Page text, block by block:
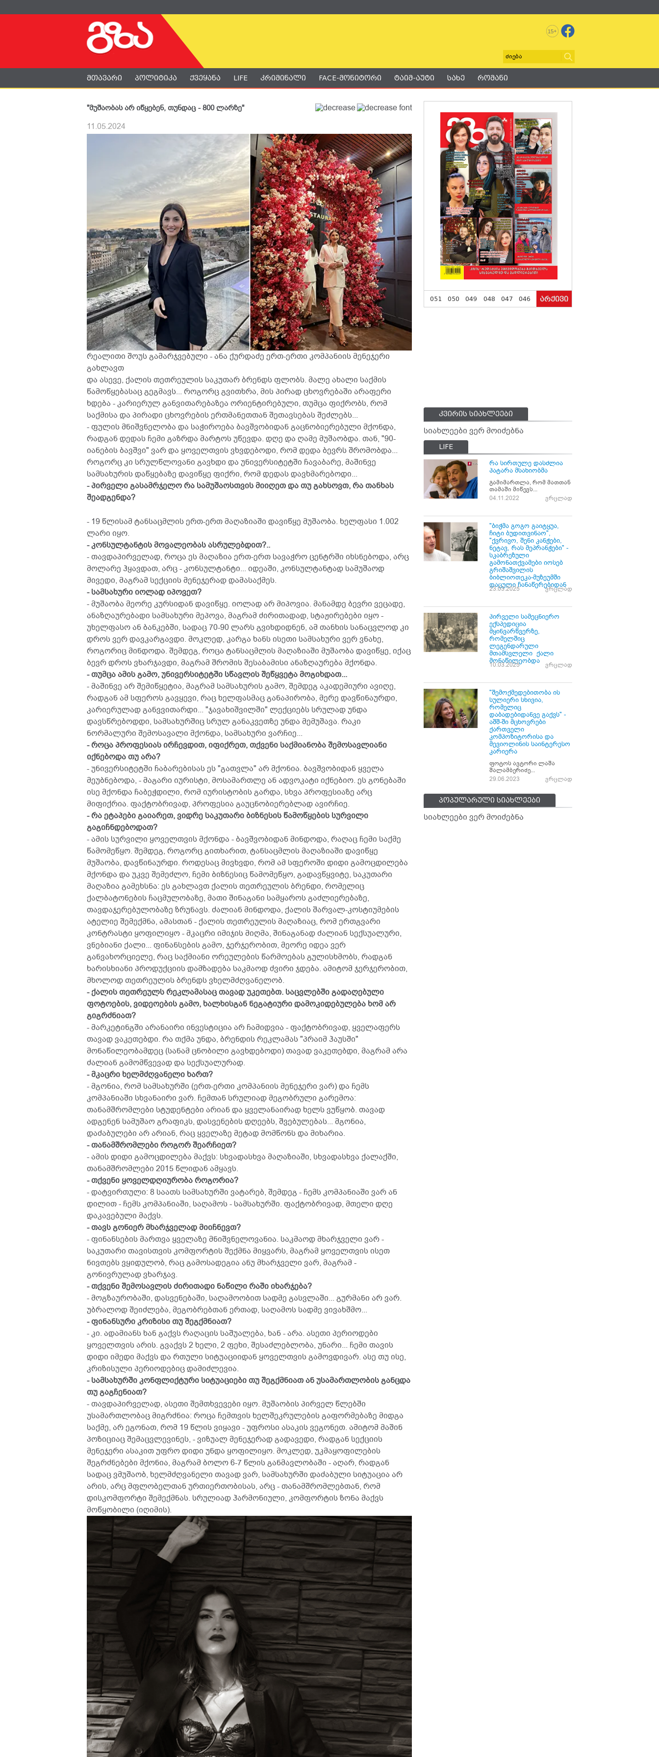
15+
მთავარი პოლიტიკა ქვეყანა LIFE კრიმინალი FACE-მონიტორი ტაიმ-აუტი სახე რომანი
"მუშაობას არ იწყებენ, თუნდაც - 800 ლარზე"
11.05.2024
რეალითი შოუს გამარჯვებული - ანა ქურდაძე ერთ-ერთი კომპანიის მენეჯერი
გახლავთ
და ასევე, ქალის თეთრეულის საკუთარ ბრენდს ფლობს. მალე ახალი საქმის
წამოწყებასაც გეგმავს... როგორც გვითხრა, მის პირად ცხოვრებაში არაფერი
ხდება - კარიერულ განვითარებაზეა ორიენტირებული, თუმცა ფიქრობს, რომ
საქმისა და პირადი ცხოვრების ერთმანეთთან შეთავსებას შეძლებს...
- ფულის მნიშვნელობა და საჭიროება ბავშვობიდან გაცნობიერებული მქონდა,
რადგან დედას ჩემი გაზრდა მარტოს უწევდა. დღე და ღამე მუშაობდა. თან, "90-
იანების ბავშვი" ვარ და ყოველთვის ვხვდებოდი, რომ დედა ბევრს შრომობდა...
როგორც კი სრულწლოვანი გავხდი და უნივერსიტეტში ჩავაბარე, მაშინვე
სამსახურის დაწყებაზე დავიწყე ფიქრი, რომ დედას დავხმარებოდი...
- პირველი გასამრჯელო რა სამუშაოსთვის მიიღეთ და თუ გახსოვთ, რა თანხას
შეადგენდა?
- 19 წლისამ ტანსაცმლის ერთ-ერთ მაღაზიაში დავიწყე მუშაობა. ხელფასი 1.002
ლარი იყო.
- კონსულტანტის მოვალეობას ასრულებდით?..
- თავდაპირველად, როცა ეს მაღაზია ერთ-ერთ სავაჭრო ცენტრში იხსნებოდა, არც
მოლარე ჰყავდათ, არც - კონსულტანტი... იდეაში, კონსულტანტად სამუშაოდ
მივედი, მაგრამ სექციის მენეჯერად დამასაქმეს.
- სამსახური იოლად იპოვეთ?
- მუშაობა მეორე კურსიდან დავიწყე. იოლად არ მიპოვია. მანამდე ბევრი ვეცადე,
ანაზღაურებადი სამსახური მეპოვა, მაგრამ ძირითადად, სტაჟირებები იყო -
უხელფასო ან ბანკებში, სადაც 70-90 ლარს გვიხდიდნენ, ამ თანხის სანაცვლოდ კი
დროს ვერ დავკარგავდი. მოკლედ, კარგა ხანს ისეთი სამსახური ვერ ვნახე,
როგორიც მინდოდა. შემდეგ, როცა ტანსაცმლის მაღაზიაში მუშაობა დავიწყე, იქაც
ბევრ დროს ვხარჯავდი, მაგრამ შრომის შესაბამისი ანაზღაურება მქონდა.
- თუმცა ამის გამო, უნივერსიტეტში სწავლის შეწყვეტა მოგიხდათ...
- მაშინვე არ შემიწყეტია, მაგრამ სამსახურის გამო, შემდეგ აკადემიური ავიღე,
რადგან ამ სფეროს გავყევი, რაც ხელფასმაც განაპირობა, მერე დავწინაურდი,
კარიერულად განვვითარდი... "ჯავახიშვილში" ლექციებს სრულად უნდა
დავსწრებოდდი, სამსახურშიც სრულ განაკვეთზე უნდა მემუშავა. რაკი
ნორმალური შემოსავალი მქონდა, სამსახური ვარჩიე...
- როცა პროფესიას ირჩევდით, იფიქრეთ, თქვენი საქმიანობა შემოსავლიანი
იქნებოდა თუ არა?
- უნივერსიტეტში ჩაბარებისას ეს "გათვლა" არ მქონია. ბავშვობიდან ყველა
მეუბნებოდა, - მაგარი იურისტი, მოსამართლე ან ადვოკატი იქნებიო. ეს გონებაში
ისე მქონდა ჩაბეჭდილი, რომ იურისტობის გარდა, სხვა პროფესიაზე არც
მიფიქრია. ფაქტობრივად, პროფესია გაუცნობიერებლად ავირჩიე.
- რა ეტაპები გაიარეთ, ვიდრე საკუთარი ბიზნესის წამოწყების სურვილი
გაგიჩნდებოდათ?
- ამის სურვილი ყოველთვის მქონდა - ბავშვობიდან მინდოდა, რაღაც ჩემი საქმე
წამომეწყო. შემდეგ, როგორც გითხარით, ტანსაცმლის მაღაზიაში დავიწყე
მუშაობა, დავწინაურდი. როდესაც მივხვდი, რომ ამ სფეროში დიდი გამოცდილება
მქონდა და უკვე შემეძლო, ჩემი ბიზნესიც წამომეწყო, გადავწყვიტე, საკუთარი
მაღაზია გამეხსნა: ეს გახლავთ ქალის თეთრეულის ბრენდი, რომელიც
ქალბატონების ჩაცმულობაზე, მათი შინაგანი სამყაროს გაძლიერებაზე,
თავდაჯერებულობაზე ზრუნავს. ძალიან მინდოდა, ქალის შარვალ-კოსტიუმების
ატელიე შემექმნა, ამასთან - ქალის თეთრეულის მაღაზიაც, რომ ერთგვარი
კონტრასტი ყოფილიყო - მკაცრი იმიჯის მიღმა, შინაგანად ძალიან სექსუალური,
ვნებიანი ქალი... ფინანსების გამო, ჯერჯერობით, მეორე იდეა ვერ
განვახორციელე, რაც საქმიანი ორეულების წარმოებას გულისხმობს, რადგან
ხარისხიანი პროდუქციის დამზადება საკმაოდ ძვირი ჯდება. ამიტომ ჯერჯერობით,
მხოლოდ თეთრეულის ბრენდს ვხელმძღვანელობ.
- ქალის თეთრეულს რეკლამასაც თავად უკეთებთ. საცვლებში გადაღებული
ფოტოების, ვიდეოების გამო, ხალხისგან ნეგატიური დამოკიდებულება ხომ არ
გიგრძნიათ?
- მარკეტინგში არანაირი ინვესტიცია არ ჩამიდვია - ფაქტობრივად, ყველაფერს
თავად ვაკეთებდი. რა თქმა უნდა, ბრენდის რეკლამას "პრაიმ ჰაუსში"
მონაწილეობამდეც (სანამ ცნობილი გავხდებოდი) თავად ვაკეთებდი, მაგრამ არა
ძალიან გამომწვევად და სექსუალურად.
- მკაცრი ხელმძღვანელი ხართ?
- მგონია, რომ სამსახურში (ერთ-ერთი კომპანიის მენეჯერი ვარ) და ჩემს
კომპანიაში სხვანაირი ვარ. ჩემთან სრულიად მეგობრული გარემოა:
თანამშრომლები სტუდენტები არიან და ყველანაირად ხელს ვუწყობ. თავად
ადგენენ სამუშაო გრაფიკს, დასვენების დღეებს, შვებულებას... მგონია,
დაძაბულები არ არიან, რაც ყველაზე მეტად მომწონს და მიხარია.
- თანამშრომლები როგორ შეარჩიეთ?
- ამის დიდი გამოცდილება მაქვს: სხვადასხვა მაღაზიაში, სხვადასხვა ქალაქში,
თანამშრომლები 2015 წლიდან ამყავს.
- თქვენი ყოველდღიურობა როგორია?
- დატვირთული: 8 საათს სამსახურში ვატარებ, შემდეგ - ჩემს კომპანიაში ვარ ან
დილით - ჩემს კომპანიაში, საღამოს - სამსახურში. ფაქტობრივად, მთელი დღე
დაკავებული მაქვს.
- თავს გონიერ მხარჯველად მიიჩნევთ?
- ფინანსების მართვა ყველაზე მნიშვნელოვანია. საკმაოდ მხარჯველი ვარ -
საკუთარი თავისთვის კომფორტის შექმნა მიყვარს, მაგრამ ყოველთვის ისეთ
ნივთებს ვყიდულობ, რაც გამოსადეგია ანუ მხარჯველი ვარ, მაგრამ -
გონივრულად ვხარჯავ.
- თქვენი შემოსავლის ძირითადი ნაწილი რაში იხარჯება?
- მოგზაურობაში, დასვენებაში, საღამოობით სადმე გასვლაში... გურმანი არ ვარ.
უბრალოდ შეიძლება, მეგობრებთან ერთად, საღამოს სადმე ვივახშმო...
- ფინანსური კრიზისი თუ შეგქმნიათ?
- კი. ადამიანს ხან გაქვს რაღაცის საშუალება, ხან - არა. ასეთი პერიოდები
ყოველთვის არის. გვაქვს 2 ხელი, 2 ფეხი, შესაძლებლობა, უნარი... ჩემი თავის
დიდი იმედი მაქვს და რთული სიტუაციიდან ყოველთვის გამოვდივარ. ასე თუ ისე,
კრიზისული პერიოდებიც დამიძლევია.
- სამსახურში კონფლიქტური სიტუაციები თუ შეგქმნიათ ან უსამართლობის განცდა
თუ გაგჩენიათ?
- თავდაპირველად, ასეთი შემთხვევები იყო. მუშაობის პირველ წლებში
უსამართლობაც მიგრძნია: როცა ჩემთვის ხელშეკრულების გაფორმებაზე მიდგა
საქმე, არ ეგონათ, რომ 19 წლის ვიყავი - უფროსი ასაკის ვეგონეთ. ამიტომ მაშინ
პოზიციაც შემაცვლევინეს, - ვიზუალ მენეჯერად გადავედი, რადგან სექციის
მენეჯერი ასაკით უფრო დიდი უნდა ყოფილიყო. მოკლედ, უკმაყოფილების
შეგრძნებები მქონია, მაგრამ ბოლო 6-7 წლის განმავლობაში - აღარ, რადგან
სადაც ვმუშაობ, ხელმძღვანელი თავად ვარ, სამსახურში დაძაბული სიტუაცია არ
არის, არც მფლობელთან ურთიერთობისას, არც - თანამშრომლებთან, რომ
დისკომფორტი შემექმნას. სრულიად ჰარმონიული, კომფორტის ზონა მაქვს
მოწყობილი (იღიმის).
051 050 049 048 047 046 არქივი
კვირის სიახლეები
სიახლეები ვერ მოიძებნა
LIFE
რა სირთულე დასძლია
პატარა მსახიობმა
გამიმართლა, რომ მათთან
თამაში მიწევს...
04.11.2022
ვრცლად
"ბიჭმა გოგო გაიტყუა,
ჩიტი ბუდითვინაო",
"ქვრივო, შენი კანჭები,
ნეტავ, რას მეპრანჭები" -
სკაბრეზული
გამონათქვამები იოსებ
გრიშაშვილის
ბიბლიოთეკა-მუზეუმში
დაცული ჩანაწერებიდან
23.03.2025 ვრცლად
პირველი სამეცნიერო
ექსპედიცია
მყინვარწვერზე,
რომელშიც
ლეგენდარული
მთამსვლელი ქალი
მონაწილეობდა
10.03.2025 ვრცლად
"შემოქმედებითობა ის
სულიერი სხივია,
რომელიც
დაბადებიდანვე გაქვს" -
აშშ-ში მცხოვრები
ქართველი
კომპოზიტორისა და
მევიოლინის საინტერესო
კარიერა
ფოტოს ავტორი ლაშა
შალამბერიძე...
29.06.2023
ვრცლად
პოპულარული სიახლეები
სიახლეები ვერ მოიძებნა